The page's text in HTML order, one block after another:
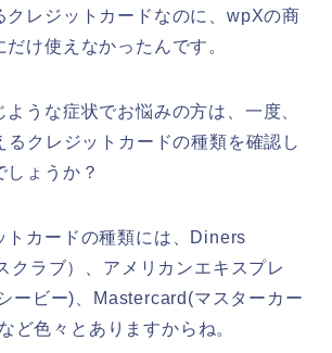
クレジットカードなのに、wpXの商
け使えなかったんです。
うな症状でお悩みの方は、一度、
るクレジットカードの種類を確認し
しょうか？
トカードの種類には、Diners
クラブ）、アメリカンエキスプレ
ービー)、Mastercard(マスターカー
ど色々とありますからね。